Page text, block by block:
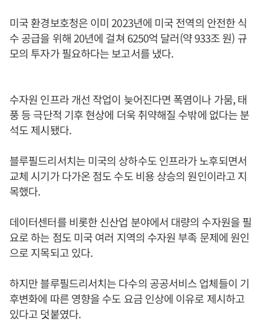
미국 환경보호청은 이미 2023년에 미국 전역의 안전한 식
수 공급을 위해 20년에 걸쳐 6250억 달러(약 933조 원) 규
모의 투자가 필요하다는 보고서를 냈다.
수자원 인프라 개선 작업이 늦어진다면 폭염이나 가뭄, 태
풍 등 극단적 기후 현상에 더욱 취약해질 수밖에 없다는 분
석도 제시됐다.
블루필드리서치는 미국의 상하수도 인프라가 노후되면서
교체 시기가 다가온 점도 수도 비용 상승의 원인이라고 지
목했다.
데이터센터를 비롯한 신산업 분야에서 대량의 수자원을 필
요로 하는 점도 미국 여러 지역의 수자원 부족 문제에 원인
으로 지목되고 있다.
하지만 블루필드리서치는 다수의 공공서비스 업체들이 기
후변화에 따른 영향을 수도 요금 인상에 이유로 제시하고
있다고 덧붙였다.